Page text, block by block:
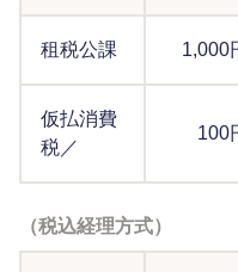
租税公課 1,000
仮払消費
税／
100
（税込経理方式）